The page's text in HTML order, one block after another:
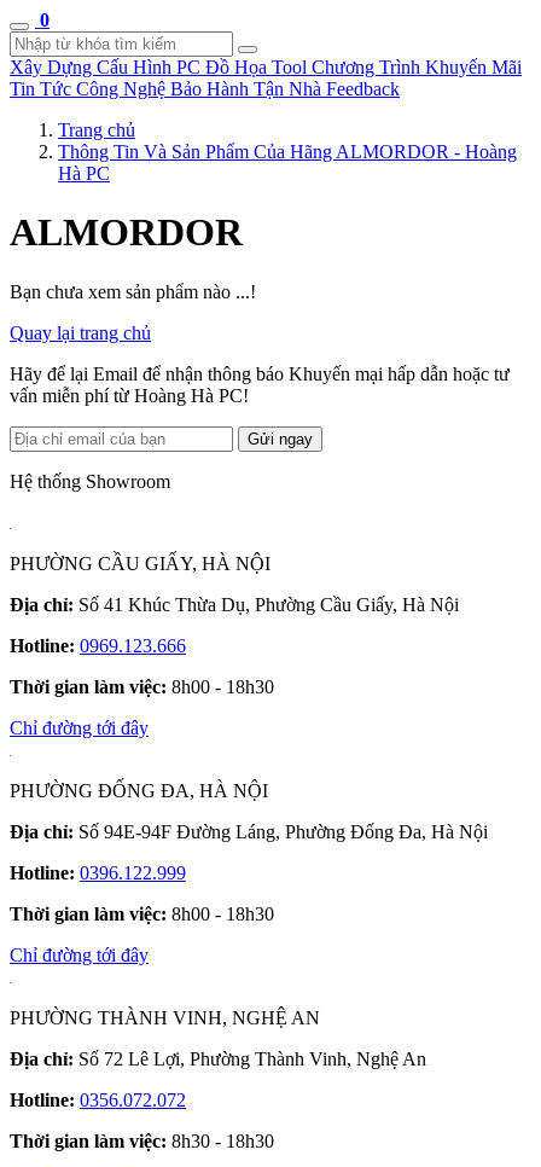
0
Xây Dựng Cấu Hình PC Đồ Họa Tool Chương Trình Khuyến Mãi
Tin Tức Công Nghệ Bảo Hành Tận Nhà Feedback
Trang chủ
Thông Tin Và Sản Phẩm Của Hãng ALMORDOR - Hoàng
Hà PC
ALMORDOR
Bạn chưa xem sản phẩm nào ...!
Quay lại trang chủ
Hãy để lại Email để nhận thông báo Khuyến mại hấp dẫn hoặc tư
vấn miễn phí từ Hoàng Hà PC!
Gửi ngay
Hệ thống Showroom
PHƯỜNG CẦU GIẤY, HÀ NỘI
Địa chỉ: Số 41 Khúc Thừa Dụ, Phường Cầu Giấy, Hà Nội
Hotline: 0969.123.666
Thời gian làm việc: 8h00 - 18h30
Chỉ đường tới đây
PHƯỜNG ĐỐNG ĐA, HÀ NỘI
Địa chỉ: Số 94E-94F Đường Láng, Phường Đống Đa, Hà Nội
Hotline: 0396.122.999
Thời gian làm việc: 8h00 - 18h30
Chỉ đường tới đây
PHƯỜNG THÀNH VINH, NGHỆ AN
Địa chỉ: Số 72 Lê Lợi, Phường Thành Vinh, Nghệ An
Hotline: 0356.072.072
Thời gian làm việc: 8h30 - 18h30